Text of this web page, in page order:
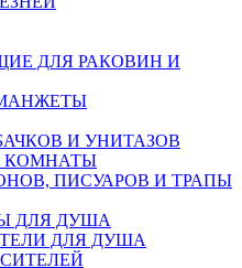
ДЛЯ РАКОВИН И
И УНИТАЗОВ
КОМНАТЫ
ПИСУАРОВ И ТРАПЫ
ДЛЯ ДУША
ДЛЯ ДУША